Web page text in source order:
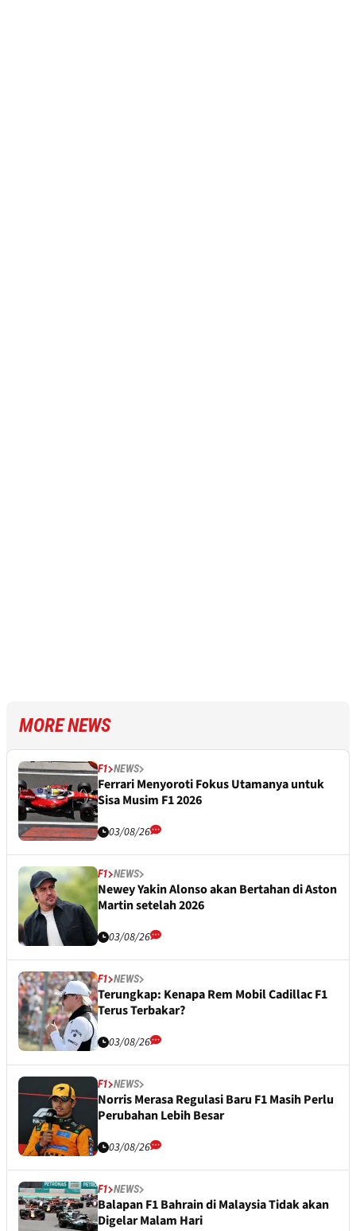
MORE NEWS
F1 NEWS
Ferrari Menyoroti Fokus Utamanya untuk
Sisa Musim F1 2026
03/08/26
F1 NEWS
Newey Yakin Alonso akan Bertahan di Aston
Martin setelah 2026
03/08/26
F1 NEWS
Terungkap: Kenapa Rem Mobil Cadillac F1
Terus Terbakar?
03/08/26
F1 NEWS
Norris Merasa Regulasi Baru F1 Masih Perlu
Perubahan Lebih Besar
03/08/26
F1 NEWS
Balapan F1 Bahrain di Malaysia Tidak akan
Digelar Malam Hari